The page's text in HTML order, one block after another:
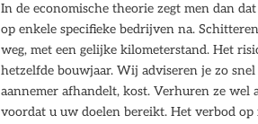
In de economische theorie zegt men dan
op enkele specifieke bedrijven na.
weg, met een gelijke kilometerstand. Het
hetzelfde bouwjaar. Wij adviseren je zo
aannemer afhandelt, kost. Verhuren ze
voordat u uw doelen bereikt. Het verbod